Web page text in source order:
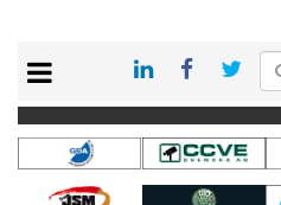
KONTAKT
VÅRA ANDRA MAGASIN
PRENUMERERA